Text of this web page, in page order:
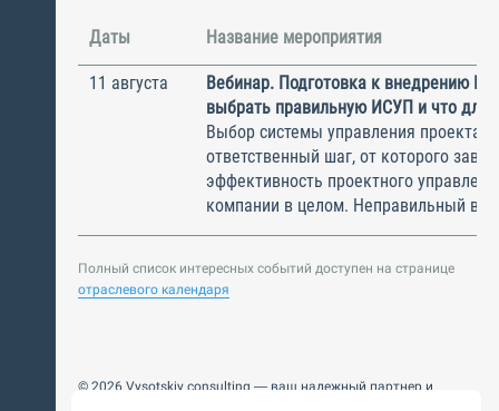
Даты Название мероприятия
11 августа
Вебинар. Подготовка к внедрению
выбрать правильную ИСУП и что для
Выбор системы управления
ответственный шаг, от которого
эффективность проектного
компании в целом. Неправильный
Полный список интересных событий доступен на странице
отраслевого календаря
© 2026 Vysotskiy consulting — ваш надежный партнер и